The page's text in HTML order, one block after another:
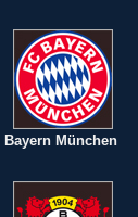
Bayern München